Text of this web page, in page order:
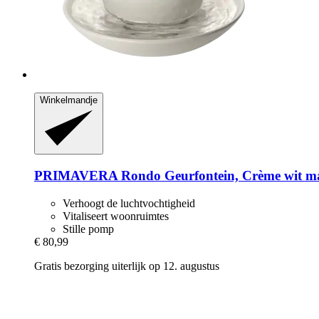
Winkelmandje
PRIMAVERA Rondo Geurfontein, Crème wit
Verhoogt de luchtvochtigheid
Vitaliseert woonruimtes
Stille pomp
€ 80,99
Gratis bezorging uiterlijk op 12. augustus